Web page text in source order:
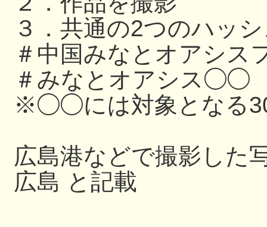
３．共通の2つのハッ
＃中国みなとオアシス
＃みなとオアシス◯◯
※◯◯には対象となる
広島港などで撮影した
広島 と記載